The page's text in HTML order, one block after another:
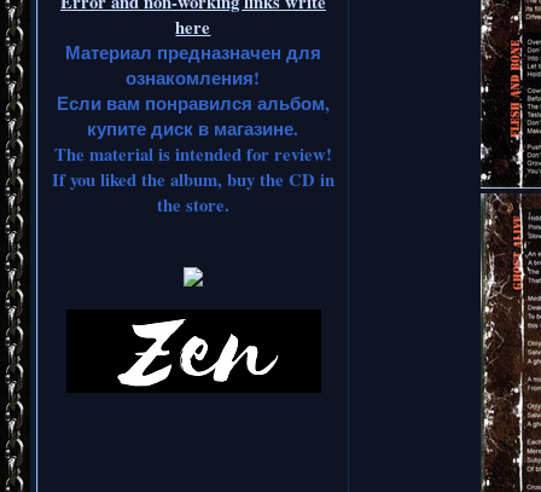
here
Материал предназначен для
ознакомления!
Если вам понравился альбом,
купите диск в магазине.
The material is intended for review!
If you liked the album, buy the CD in
the store.